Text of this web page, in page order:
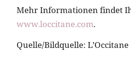
Mehr Informationen findet
www.loccitane.com.
Quelle/Bildquelle: L’Occitane